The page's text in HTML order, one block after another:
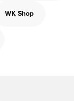
WK Shop